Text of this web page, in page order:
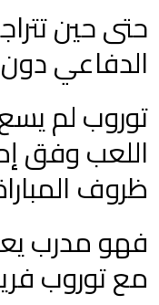
حتى حين
الدفاعي دون
توروب لم
اللعب وفق
ظروف
فهو مدرب
مع توروب